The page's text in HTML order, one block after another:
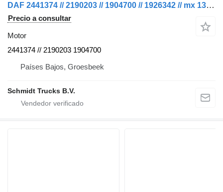
DAF 2441374 // 2190203 // 1904700 // 1926342 // mx 13 340 h1 euro 6 motor para camión
Precio a consultar
Motor
2441374 // 2190203 1904700
Países Bajos, Groesbeek
Schmidt Trucks B.V.